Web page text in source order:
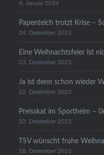
4. Januar 2024
Papenteich trotzt Krise –
24. Dezember 2023
Eine Weihnachtsfeier ist
23. Dezember 2023
Ja ist denn schon wieder
22. Dezember 2023
Preisskat im Sportheim –
22. Dezember 2023
TSV wünscht frohe
18. Dezember 2023